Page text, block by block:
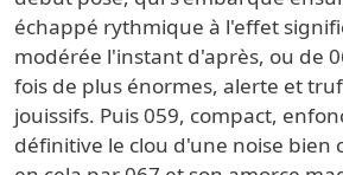
échappé rythmique à l'effet
modérée l'instant d'après, ou de
fois de plus énormes, alerte et
jouissifs. Puis 059, compact,
définitive le clou d'une noise bien